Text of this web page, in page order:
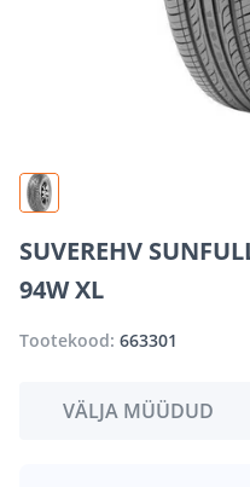
SUVEREHV
94W XL
Tootekood: 663301
VÄLJA MÜÜDUD